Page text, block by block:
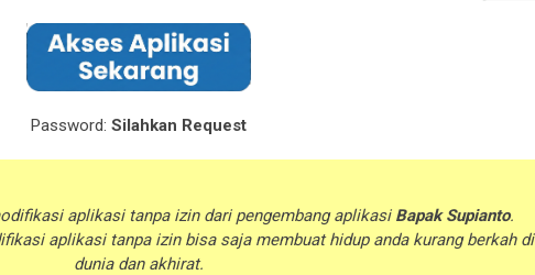
Password: Silahkan Request
aplikasi tanpa izin dari pengembang aplikasi Bapak Supianto.
aplikasi tanpa izin bisa saja membuat hidup anda kurang berkah di
dunia dan akhirat.